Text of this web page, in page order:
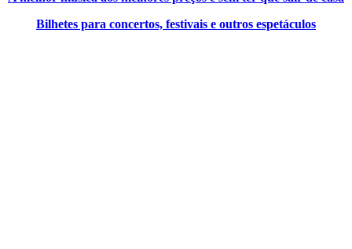
Bilhetes para concertos, festivais e outros espetáculos